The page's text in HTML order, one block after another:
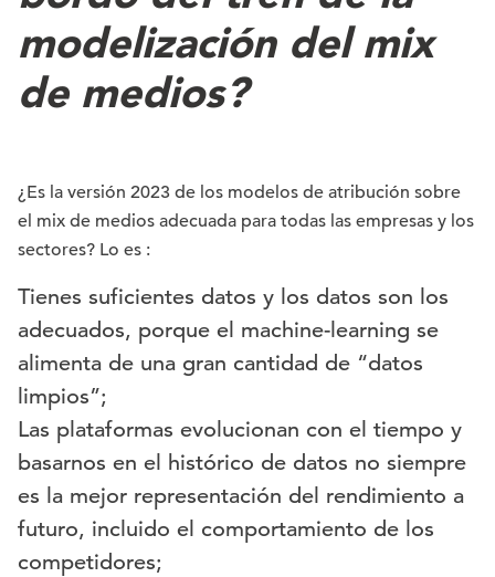
modelización del mix
de medios?
¿Es la versión 2023 de los modelos de atribución sobre
el mix de medios adecuada para todas las empresas y los
sectores? Lo es :
Tienes suficientes datos y los datos son los
adecuados, porque el machine-learning se
alimenta de una gran cantidad de “datos
limpios”;
Las plataformas evolucionan con el tiempo y
basarnos en el histórico de datos no siempre
es la mejor representación del rendimiento a
futuro, incluido el comportamiento de los
competidores;